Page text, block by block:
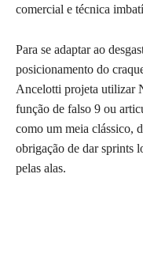
comercial e técnica
Para se adaptar ao
posicionamento do
Ancelotti projeta utilizar
função de falso 9 ou
como um meia clássico,
obrigação de dar sprints
pelas alas.